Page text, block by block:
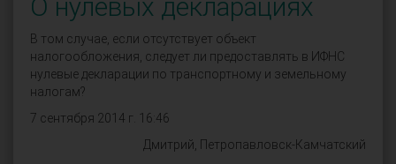
О нулевых декларациях
В том случае, если отсутствует объект
налогообложения, следует ли предоставлять в ИФНС
нулевые декларации по транспортному и земельному
налогам?
7 сентября 2014 г. 16:46
Дмитрий, Петропавловск-Камчатский